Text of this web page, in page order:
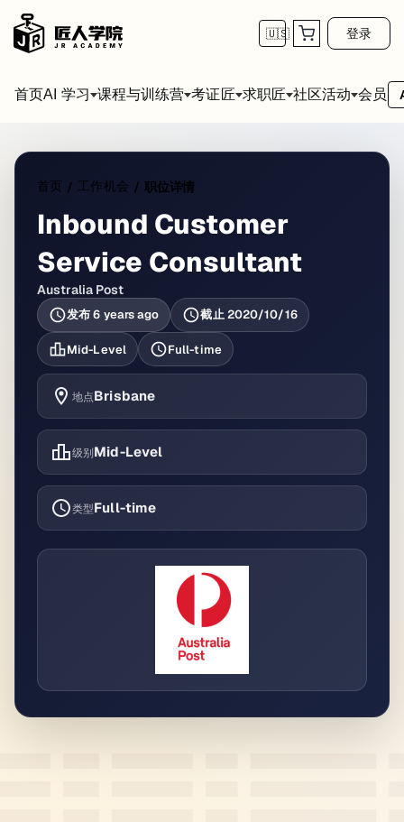
🇺🇸 登录
首页AI 学习 课程与训练营 考证匠 求职匠 社区活动 会员
首页 / 工作机会 / 职位详情
Inbound Customer
Service Consultant
Australia Post
发布6 years ago 截止2020/10/16
Mid-Level Full-time
地点Brisbane
级别Mid-Level
类型Full-time